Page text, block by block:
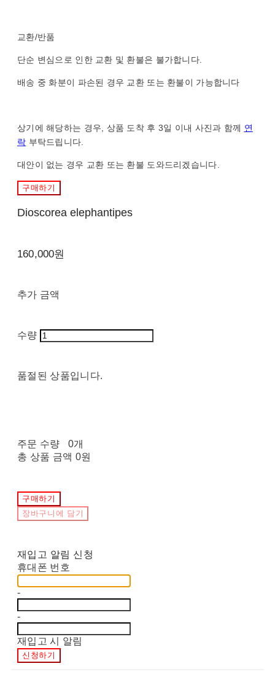
교환/반품
단순 변심으로 인한 교환 및 환불은 불가합니다.
배송 중 화분이 파손된 경우 교환 또는 환불이 가능합니다
상기에 해당하는 경우, 상품 도착 후 3일 이내 사진과 함께 연
락 부탁드립니다.
대안이 없는 경우 교환 또는 환불 도와드리겠습니다.
구매하기
Dioscorea elephantipes
160,000원
추가 금액
수량
품절된 상품입니다.
주문 수량
0개
총 상품 금액 0원
구매하기
장바구니에 담기
재입고 알림 신청
휴대폰 번호
-
-
재입고 시 알림
신청하기